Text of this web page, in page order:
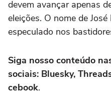
devem avançar apenas
eleições. O nome de
especulado nos
Siga nosso conteúdo
sociais: Bluesky,
cebook.